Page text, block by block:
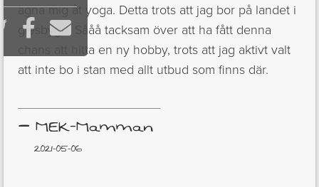
ägna mig åt yoga. Detta trots att jag bor på landet i
glesbygd. Sååå tacksam över att ha fått denna
chans att hitta en ny hobby, trots att jag aktivt valt
att inte bo i stan med allt utbud som finns där.
 
–MEK-Mamman
2021-05-06